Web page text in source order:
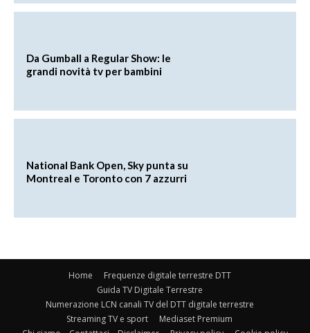
Da Gumball a Regular Show: le
grandi novità tv per bambini
National Bank Open, Sky punta su
Montreal e Toronto con 7 azzurri
Home
Frequenze digitale terrestre DTT
Guida TV Digitale Terrestre
Numerazione LCN canali TV del DTT digitale terrestre
Streaming TV e sport
Mediaset Premium